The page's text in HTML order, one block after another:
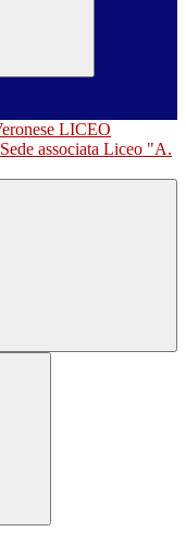
LICEO
Sede associata Liceo "A.